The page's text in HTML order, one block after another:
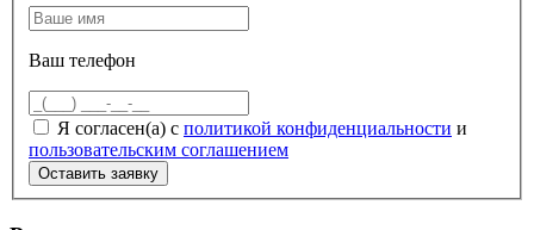
Ваш телефон
Я согласен(а) с политикой конфиденциальности и
пользовательским соглашением